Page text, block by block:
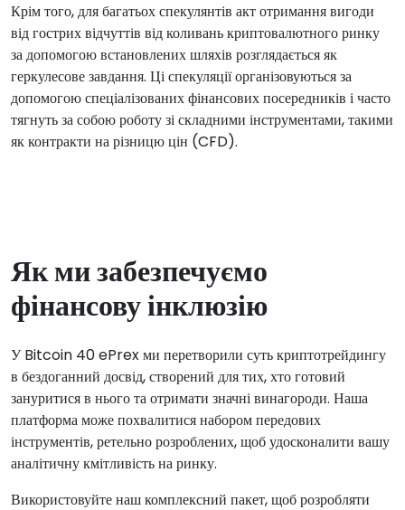
Крім того, для багатьох спекулянтів акт отримання вигоди
від гострих відчуттів від коливань криптовалютного ринку
за допомогою встановлених шляхів розглядається як
геркулесове завдання. Ці спекуляції організовуються за
допомогою спеціалізованих фінансових посередників і часто
тягнуть за собою роботу зі складними інструментами, такими
як контракти на різницю цін (CFD).
Як ми забезпечуємо
фінансову інклюзію
У Bitcoin 40 ePrex ми перетворили суть криптотрейдингу
в бездоганний досвід, створений для тих, хто готовий
зануритися в нього та отримати значні винагороди. Наша
платформа може похвалитися набором передових
інструментів, ретельно розроблених, щоб удосконалити вашу
аналітичну кмітливість на ринку.
Використовуйте наш комплексний пакет, щоб розробляти